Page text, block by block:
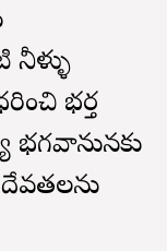
భర్త
భగవానునకు